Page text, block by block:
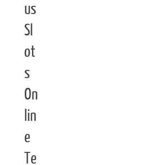
us
Sl
ot
s
On
lin
e
Te